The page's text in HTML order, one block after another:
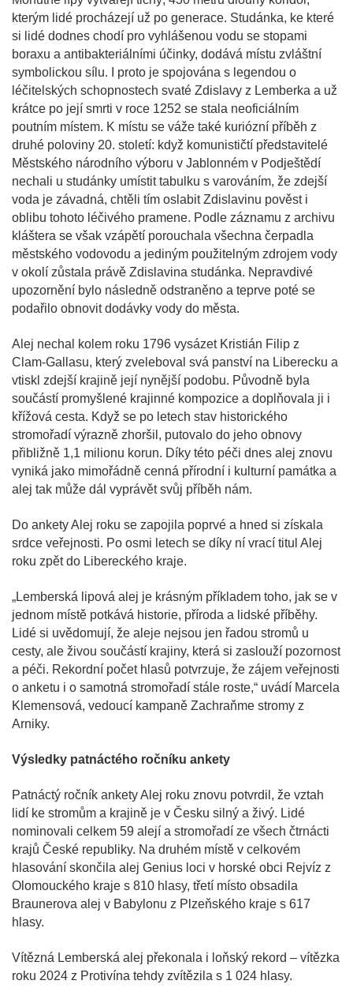
kterým lidé procházejí už po generace. Studánka, ke které
si lidé dodnes chodí pro vyhlášenou vodu se stopami
boraxu a antibakteriálními účinky, dodává místu zvláštní
symbolickou sílu. I proto je spojována s legendou o
léčitelských schopnostech svaté Zdislavy z Lemberka a už
krátce po její smrti v roce 1252 se stala neoficiálním
poutním místem. K místu se váže také kuriózní příběh z
druhé poloviny 20. století: když komunističtí představitelé
Městského národního výboru v Jablonném v Podještědí
nechali u studánky umístit tabulku s varováním, že zdejší
voda je závadná, chtěli tím oslabit Zdislavinu pověst i
oblibu tohoto léčivého pramene. Podle záznamu z archivu
kláštera se však vzápětí porouchala všechna čerpadla
městského vodovodu a jediným použitelným zdrojem vody
v okolí zůstala právě Zdislavina studánka. Nepravdivé
upozornění bylo následně odstraněno a teprve poté se
podařilo obnovit dodávky vody do města.
Alej nechal kolem roku 1796 vysázet Kristián Filip z
Clam‑Gallasu, který zveleboval svá panství na Liberecku a
vtiskl zdejší krajině její nynější podobu. Původně byla
součástí promyšlené krajinné kompozice a doplňovala ji i
křížová cesta. Když se po letech stav historického
stromořadí výrazně zhoršil, putovalo do jeho obnovy
přibližně 1,1 milionu korun. Díky této péči dnes alej znovu
vyniká jako mimořádně cenná přírodní i kulturní památka a
alej tak může dál vyprávět svůj příběh nám.
Do ankety Alej roku se zapojila poprvé a hned si získala
srdce veřejnosti. Po osmi letech se díky ní vrací titul Alej
roku zpět do Libereckého kraje.
„Lemberská lipová alej je krásným příkladem toho, jak se v
jednom místě potkává historie, příroda a lidské příběhy.
Lidé si uvědomují, že aleje nejsou jen řadou stromů u
cesty, ale živou součástí krajiny, která si zaslouží pozornost
a péči. Rekordní počet hlasů potvrzuje, že zájem veřejnosti
o anketu i o samotná stromořadí stále roste,“ uvádí Marcela
Klemensová, vedoucí kampaně Zachraňme stromy z
Arniky.
Výsledky patnáctého ročníku ankety
Patnáctý ročník ankety Alej roku znovu potvrdil, že vztah
lidí ke stromům a krajině je v Česku silný a živý. Lidé
nominovali celkem 59 alejí a stromořadí ze všech čtrnácti
krajů České republiky. Na druhém místě v celkovém
hlasování skončila alej Genius loci v horské obci Rejvíz z
Olomouckého kraje s 810 hlasy, třetí místo obsadila
Braunerova alej v Babylonu z Plzeňského kraje s 617
hlasy.
Vítězná Lemberská alej překonala i loňský rekord – vítězka
roku 2024 z Protivína tehdy zvítězila s 1 024 hlasy.